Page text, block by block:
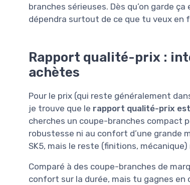
branches sérieuses. Dès qu’on garde
dépendra surtout de ce que tu veux en
Rapport qualité-prix :
achètes
Pour le prix (qui reste généralement
je trouve que le rapport qualité-prix
cherches un coupe-branches compact
robustesse ni au confort d’une grande
SK5, mais le reste (finitions,
Comparé à des coupe-branches de
confort sur la durée, mais tu gagnes